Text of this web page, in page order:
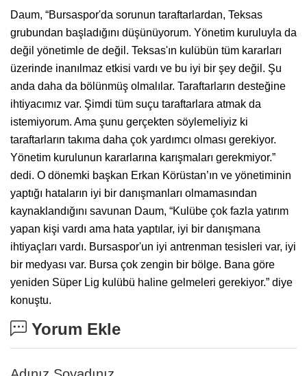
Daum, “Bursaspor'da sorunun taraftarlardan, Teksas
grubundan başladığını düşünüyorum. Yönetim kuruluyla da
değil yönetimle de değil. Teksas'ın kulübün tüm kararları
üzerinde inanılmaz etkisi vardı ve bu iyi bir şey değil. Şu
anda daha da bölünmüş olmalılar. Taraftarların desteğine
ihtiyacımız var. Şimdi tüm suçu taraftarlara atmak da
istemiyorum. Ama şunu gerçekten söylemeliyiz ki
taraftarların takıma daha çok yardımcı olması gerekiyor.
Yönetim kurulunun kararlarına karışmaları gerekmiyor.”
dedi. O dönemki başkan Erkan Körüstan’ın ve yönetiminin
yaptığı hataların iyi bir danışmanları olmamasından
kaynaklandığını savunan Daum, “Kulübe çok fazla yatırım
yapan kişi vardı ama hata yaptılar, iyi bir danışmana
ihtiyaçları vardı. Bursaspor'un iyi antrenman tesisleri var, iyi
bir medyası var. Bursa çok zengin bir bölge. Bana göre
yeniden Süper Lig kulübü haline gelmeleri gerekiyor.” diye
konuştu.
Yorum Ekle